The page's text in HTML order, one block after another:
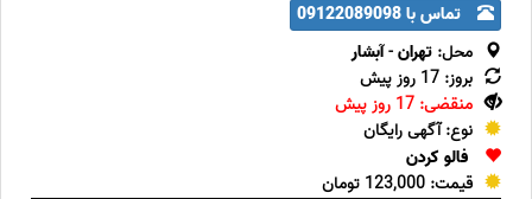
تماس با 09122089098
محل: تهران-آبشار
بروز: 17 روز پیش
منقضی: 17 روز پیش
نوع: آگهی رایگان
فالو کردن
قیمت: 123,000 تومان